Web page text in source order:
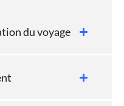
du voyage